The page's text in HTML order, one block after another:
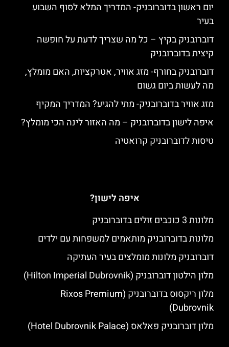
יום ראשון בדוברובניק- המדריך המלא לסוף השבוע
בעיר
דוברובניק בקיץ – כל מה שצריך לדעת על חופשה
קיצית בדוברובניק
דוברובניק בחורף- מזג אוויר, אטרקציות, האם מומלץ,
מה לעשות ביום גשום
מזג אוויר בדוברובניק- מתי להגיע? המדריך המקיף
איפה לישון בדוברובניק – מה האזור לינה הכי מומלץ?
טיסות לדוברובניק קרואטיה
איפה לישון?
מלונות 3 כוכבים זולים בדוברובניק
מלונות בדוברובניק מותאמים למשפחות עם ילדים
דוברובניק מלונות מומלצים בעיר העתיקה
מלון הילטון דוברובניק (Hilton Imperial Dubrovnik)
מלון ריקסוס בדוברובניק (Rixos Premium
Dubrovnik)
מלון דוברובניק פאלאס (Hotel Dubrovnik Palace)